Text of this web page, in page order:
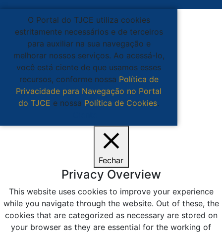
O Portal do TJCE utiliza cookies
estritamente necessários e de terceiros
para auxiliar na sua navegação e
melhorar nossos serviços. Ao acessá-lo,
você está ciente de que usamos esses
recursos, conforme nossa Política de
Privacidade para Navegação no Portal
do TJCE e nossa Política de Cookies.
Fechar
Privacy Overview
This website uses cookies to improve your experience
while you navigate through the website. Out of these, the
cookies that are categorized as necessary are stored on
your browser as they are essential for the working of